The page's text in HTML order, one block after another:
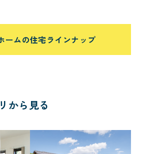
ームの住宅ラインナップ
から見る
寄棟
片流れ
切妻
チン
アウトドア・レジャー
趣味と暮らす